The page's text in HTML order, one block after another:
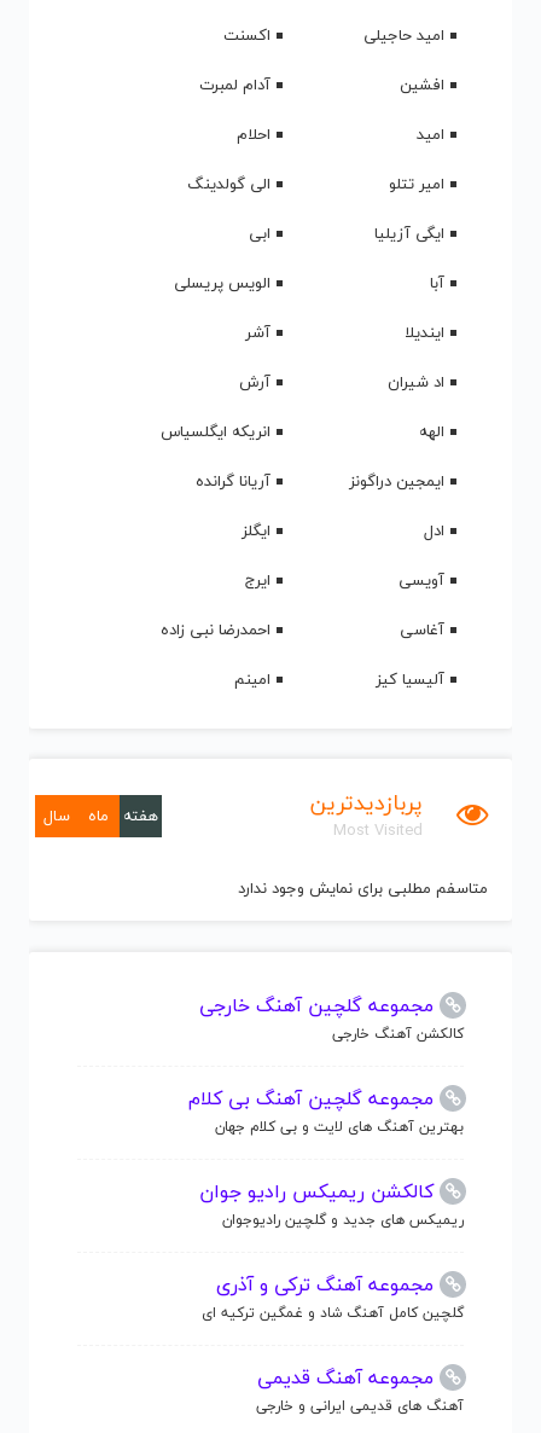
امید حاجیلی
اکسنت
افشین
آدام لمبرت
امید
احلام
امیر تتلو
الی گولدینگ
ایگی آزیلیا
ابی
آبا
الویس پریسلی
ایندیلا
آشر
اد شیران
آرش
الهه
انریکه ایگلسیاس
ایمجین دراگونز
آریانا گرانده
ادل
ایگلز
آویسی
ایرج
آغاسی
احمدرضا نبی زاده
آلیسیا کیز
امینم
پربازدیدترین
Most Visited
هفته ماه سال
متاسفم مطلبی برای نمایش وجود ندارد
مجموعه گلچین آهنگ خارجی
کالکشن آهنگ خارجی
مجموعه گلچین آهنگ بی کلام
بهترین آهنگ های لایت و بی کلام جهان
کالکشن ریمیکس رادیو جوان
ریمیکس های جدید و گلچین رادیوجوان
مجموعه آهنگ ترکی و آذری
گلچین کامل آهنگ شاد و غمگین ترکیه ای
مجموعه آهنگ قدیمی
آهنگ های قدیمی ایرانی و خارجی